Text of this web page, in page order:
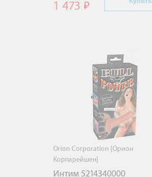
1 473
Orion Corporation [Орион
Корпарейшен]
Интим 5214340000